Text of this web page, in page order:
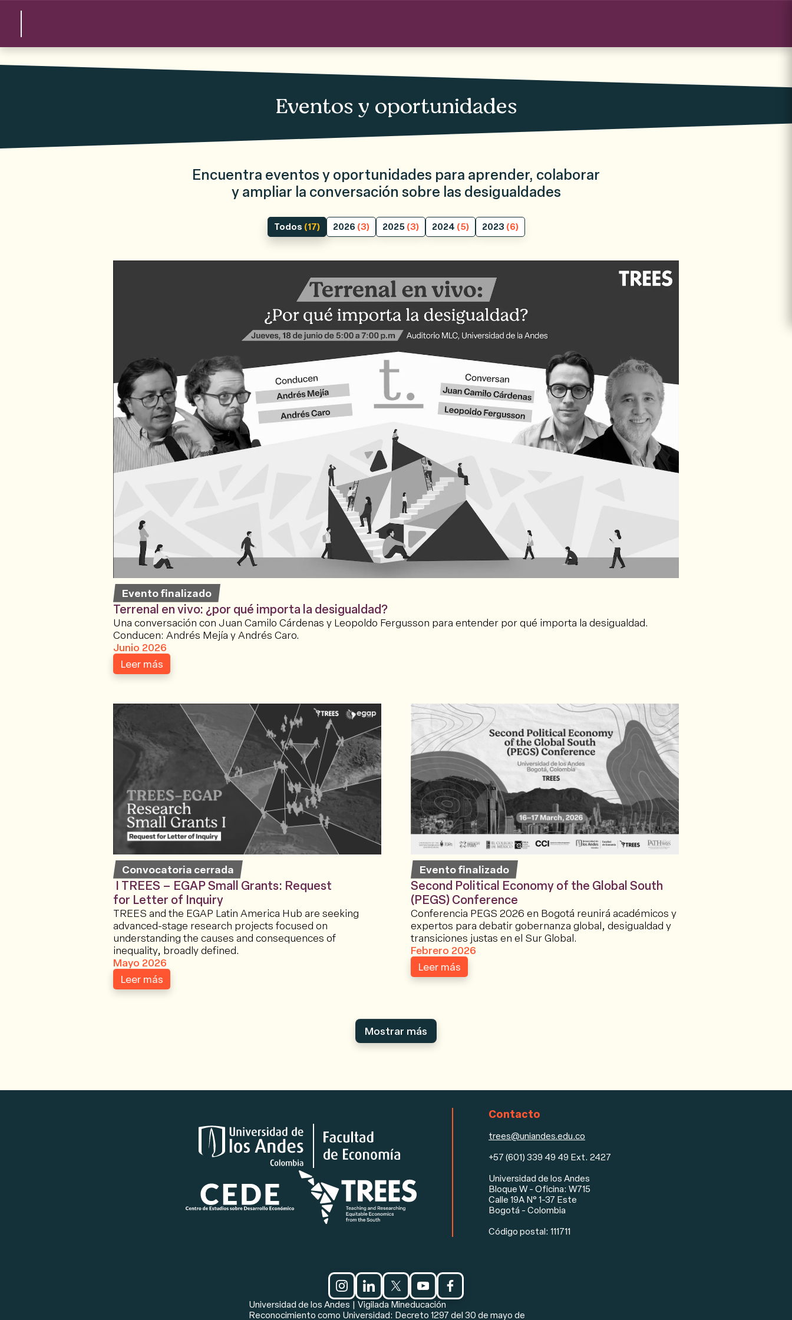
Eventos y oportunidades
Encuentra eventos y oportunidades para aprender, colaborar
y ampliar la conversación sobre las desigualdades
Todos (17) 2026 (3) 2025 (3) 2024 (5) 2023 (6)
Evento finalizado
Terrenal en vivo: ¿por qué importa la desigualdad?
Una conversación con Juan Camilo Cárdenas y Leopoldo Fergusson para entender por qué importa la desigualdad.
Conducen: Andrés Mejía y Andrés Caro.
Junio 2026
Leer más
Convocatoria cerrada
I TREES – EGAP Small Grants: Request
for Letter of Inquiry
TREES and the EGAP Latin America Hub are seeking
advanced-stage research projects focused on
understanding the causes and consequences of
inequality, broadly defined.
Mayo 2026
Leer más
Evento finalizado
Second Political Economy of the Global South
(PEGS) Conference
Conferencia PEGS 2026 en Bogotá reunirá académicos y
expertos para debatir gobernanza global, desigualdad y
transiciones justas en el Sur Global.
Febrero 2026
Leer más
Mostrar más
Logotipos
Contacto
trees@uniandes.edu.co
+57 (601) 339 49 49 Ext. 2427
Universidad de los Andes
Bloque W - Oficina: W715
Calle 19A N° 1-37 Este
Bogotá - Colombia
Código postal: 111711
Redes sociales y aviso legal
Universidad de los Andes | Vigilada Mineducación
Reconocimiento como Universidad: Decreto 1297 del 30 de mayo de